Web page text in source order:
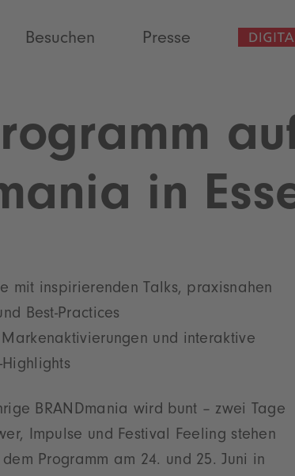
Besuchen Presse
in
mit inspirierenden Talks, praxisnahen
Best-Practices
und interaktive
BRANDmania wird bunt – zwei Tage
Impulse und Festival Feeling stehen
Programm am 24. und 25. Juni in